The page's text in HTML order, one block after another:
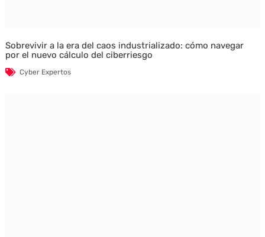
Sobrevivir a la era del caos industrializado: cómo navegar
por el nuevo cálculo del ciberriesgo
Cyber Expertos